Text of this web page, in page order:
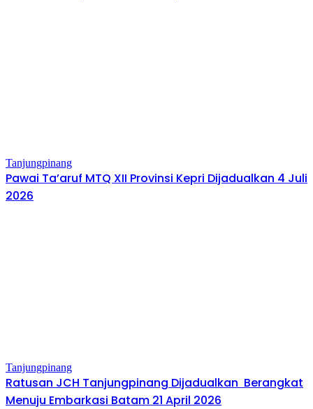
Tanjungpinang
Pawai Ta’aruf MTQ XII Provinsi Kepri Dijadualkan 4 Juli
2026
Tanjungpinang
Ratusan JCH Tanjungpinang Dijadualkan Berangkat
Menuju Embarkasi Batam 21 April 2026